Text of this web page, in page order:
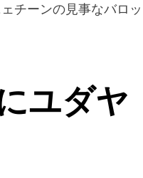
チーンの見事なバロッ
ユダヤ